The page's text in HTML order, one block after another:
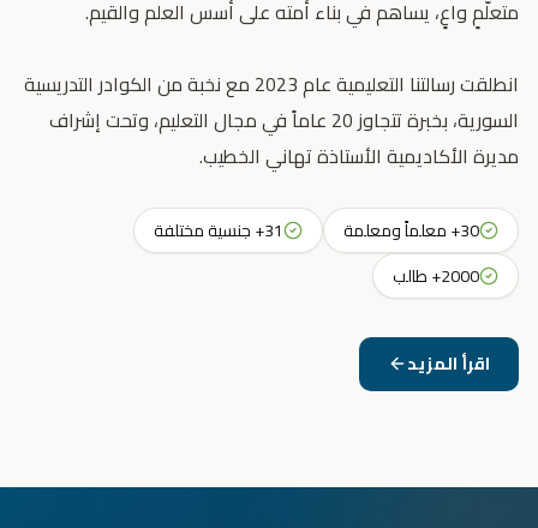
انطلقت رسالتنا التعليمية عام 2023 مع نخبة من الكوادر التدريسية
السورية، بخبرة تتجاوز 20 عاماً في مجال التعليم، وتحت إشراف
مديرة الأكاديمية الأستاذة تهاني الخطيب.
30+ معلماً ومعلمة
31+ جنسية مختلفة
2000+ طالب
اقرأ المزيد